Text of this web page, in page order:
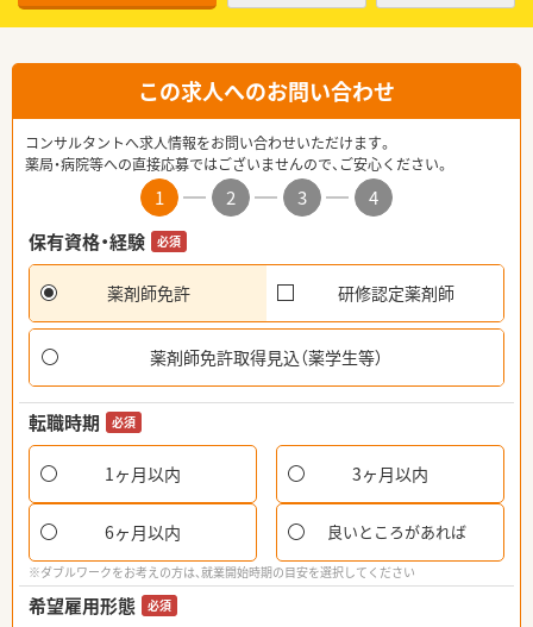
この求人へのお問い合わせ
コンサルタントへ求人情報をお問い合わせいただけます。
薬局・病院等への直接応募ではございませんので、ご安心ください。
1 2 3
4
保有資格・経験
必須
薬剤師免許 研修認定薬剤師
薬剤師免許取得見込（薬学生等）
転職時期 必須
1ヶ月以内 3ヶ月以内
6ヶ月以内 良いところがあれば
※ダブルワークをお考えの方は、就業開始時期の目安を選択してください
希望雇用形態 必須